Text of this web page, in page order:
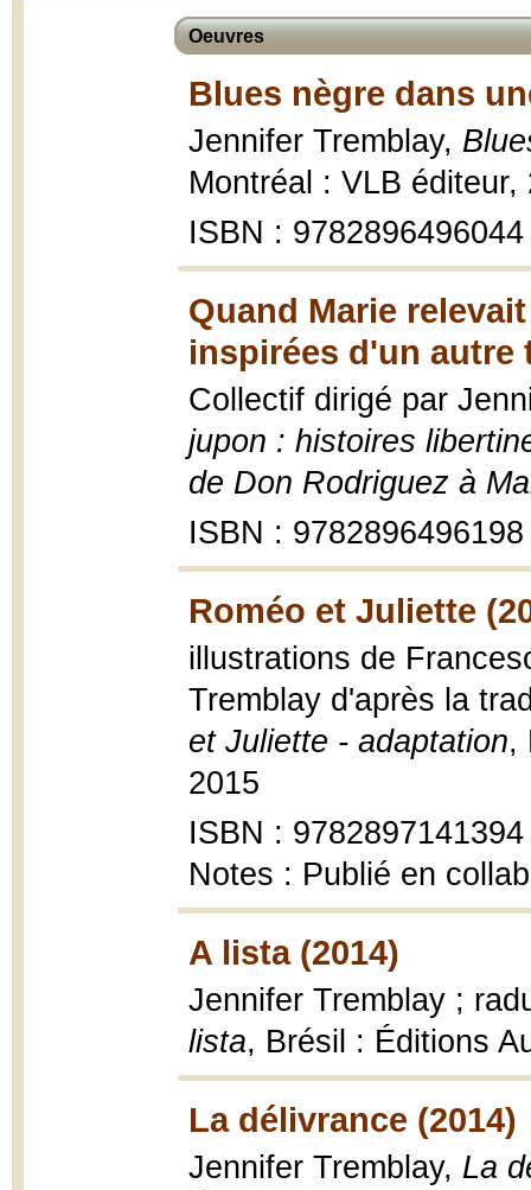
Oeuvres
Blues nègre dans
Jennifer Tremblay,
Montréal : VLB
ISBN : 9782896496044
Quand Marie
inspirées d'un autre
Collectif dirigé par
jupon : histoires
de Don Rodriguez à
ISBN : 9782896496198
Roméo et Juliette
illustrations de
Tremblay d'après la
et Juliette - adaptation,
2015
ISBN :
Notes : Publié en
A lista (2014)
Jennifer Tremblay ;
lista, Brésil : Éditions
La délivrance (2014)
Jennifer Tremblay, La